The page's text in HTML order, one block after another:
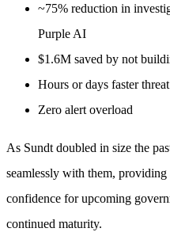
~75% reduction in
Purple AI
$1.6M saved by not
Hours or days faster
Zero alert overload
As Sundt doubled in size the
seamlessly with them,
confidence for upcoming
continued maturity.